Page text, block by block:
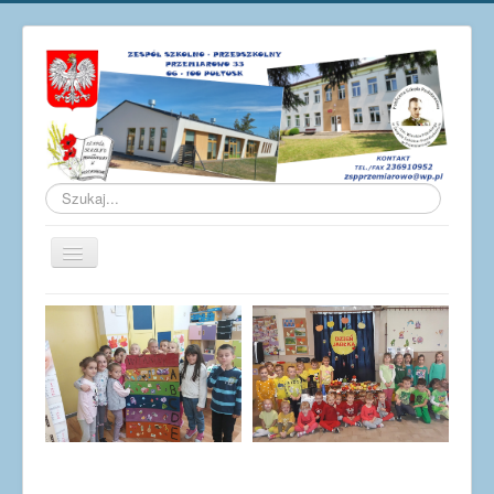
Szukaj...
Przełącz
Aktualności
O szkole
Galeria
Osiągnięcia